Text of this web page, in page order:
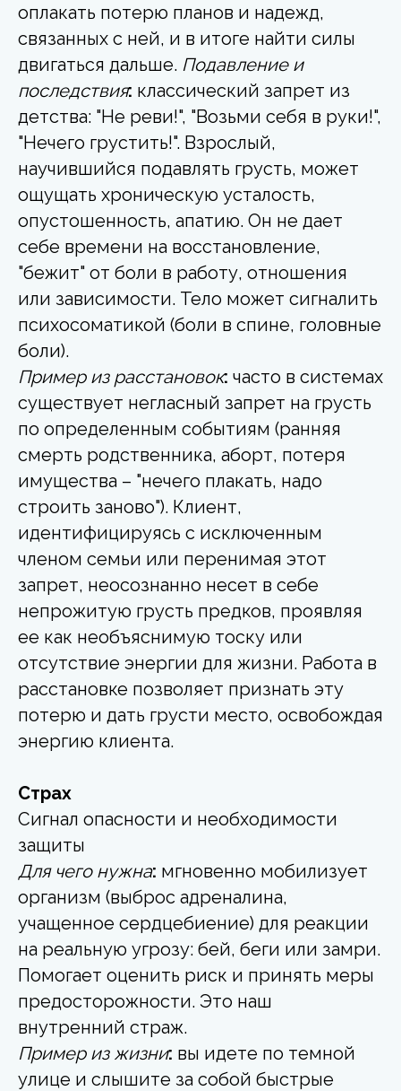
оплакать потерю планов и надежд,
связанных с ней, и в итоге найти силы
двигаться дальше. Подавление и
последствия: классический запрет из
детства: "Не реви!", "Возьми себя в руки!",
"Нечего грустить!". Взрослый,
научившийся подавлять грусть, может
ощущать хроническую усталость,
опустошенность, апатию. Он не дает
себе времени на восстановление,
"бежит" от боли в работу, отношения
или зависимости. Тело может сигналить
психосоматикой (боли в спине, головные
боли).
Пример из расстановок: часто в системах
существует негласный запрет на грусть
по определенным событиям (ранняя
смерть родственника, аборт, потеря
имущества – "нечего плакать, надо
строить заново"). Клиент,
идентифицируясь с исключенным
членом семьи или перенимая этот
запрет, неосознанно несет в себе
непрожитую грусть предков, проявляя
ее как необъяснимую тоску или
отсутствие энергии для жизни. Работа в
расстановке позволяет признать эту
потерю и дать грусти место, освобождая
энергию клиента.
Страх
Сигнал опасности и необходимости
защиты
Для чего нужна: мгновенно мобилизует
организм (выброс адреналина,
учащенное сердцебиение) для реакции
на реальную угрозу: бей, беги или замри.
Помогает оценить риск и принять меры
предосторожности. Это наш
внутренний страж.
Пример из жизни: вы идете по темной
улице и слышите за собой быстрые